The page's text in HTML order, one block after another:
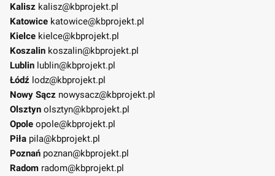
Kalisz kalisz@kbprojekt.pl
Katowice katowice@kbprojekt.pl
Kielce kielce@kbprojekt.pl
Koszalin koszalin@kbprojekt.pl
Lublin lublin@kbprojekt.pl
Łódź lodz@kbprojekt.pl
Nowy Sącz nowysacz@kbprojekt.pl
Olsztyn olsztyn@kbprojekt.pl
Opole opole@kbprojekt.pl
Piła pila@kbprojekt.pl
Poznań poznan@kbprojekt.pl
Radom radom@kbprojekt.pl